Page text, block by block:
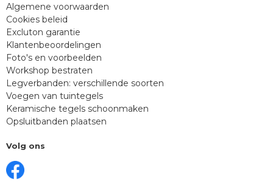
Algemene voorwaarden
Cookies beleid
Excluton garantie
Klantenbeoordelingen
Foto's en voorbeelden
Workshop bestraten
Legverbanden: verschillende soorten
Voegen van tuintegels
Keramische tegels schoonmaken
Opsluitbanden plaatsen
Volg ons